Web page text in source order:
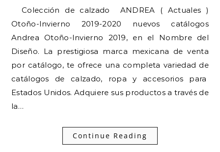
Colección de calzado ANDREA ( Actuales )
Otoño-Invierno 2019-2020 nuevos catálogos
Andrea Otoño-Invierno 2019, en el Nombre del
Diseño. La prestigiosa marca mexicana de venta
por catálogo, te ofrece una completa variedad de
catálogos de calzado, ropa y accesorios para
Estados Unidos. Adquiere sus productos a través de
la…
Continue Reading